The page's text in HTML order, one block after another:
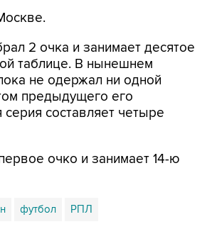
2 очка и занимает десятое
таблице. В нынешнем
не одержал ни одной
предыдущего его
составляет четыре
очко и занимает 14-ю
футбол РПЛ